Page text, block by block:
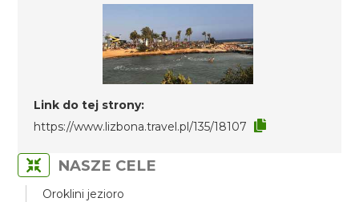
Link do tej strony:
https://www.lizbona.travel.pl/135/18107
NASZE CELE
Oroklini jezioro